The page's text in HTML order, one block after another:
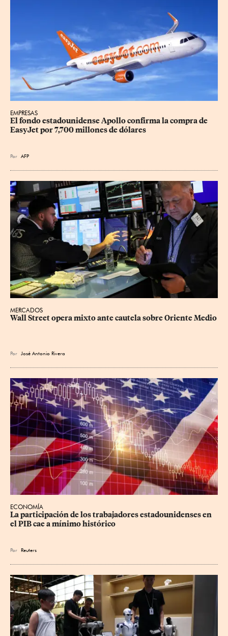
EMPRESAS
El fondo estadounidense Apollo confirma la compra de
EasyJet por 7,700 millones de dólares
Por AFP
MERCADOS
Wall Street opera mixto ante cautela sobre Oriente Medio
Por José Antonio Rivera
ECONOMÍA
La participación de los trabajadores estadounidenses en
el PIB cae a mínimo histórico
Por Reuters